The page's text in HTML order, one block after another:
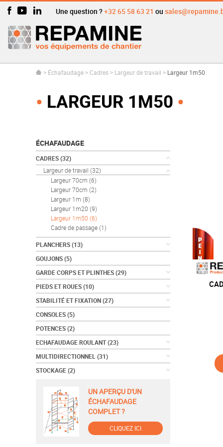
Une question ?+32 65 58 63 21 ou
> Échafaudage > Cadres > Largeur de travail > Largeur 1m50
LARGEUR 1M50
ÉCHAFAUDAGE
CADRES(32)
Largeur de travail (32)
Largeur 70cm (6)
Largeur 70cm (2)
Largeur 1m (8)
Largeur 1m20 (9)
Largeur 1m50 (6)
Cadre de passage(1)
PLANCHERS(13)
GOUJONS(5)
GARDE CORPS ET PLINTHES(29)
PIEDS ET ROUES(10)
STABILITÉ ET FIXATION(27)
CONSOLES(5)
POTENCES(2)
ECHAFAUDAGE ROULANT(23)
MULTIDIRECTIONNEL (31)
STOCKAGE(2)
UN APERÇU D'UN
ÉCHAFAUDAGE
COMPLET ?
CLIQUEZ ICI